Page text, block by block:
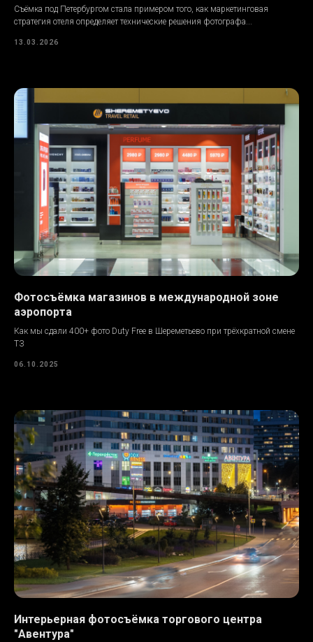
Съёмка под Петербургом стала примером того, как маркетинговая
стратегия отеля определяет технические решения фотографа...
13.03.2026
Фотосъёмка магазинов в международной зоне
аэропорта
Как мы сдали 400+ фото Duty Free в Шереметьево при трёхкратной смене
ТЗ
06.10.2025
Интерьерная фотосъёмка торгового центра
"Авентура"